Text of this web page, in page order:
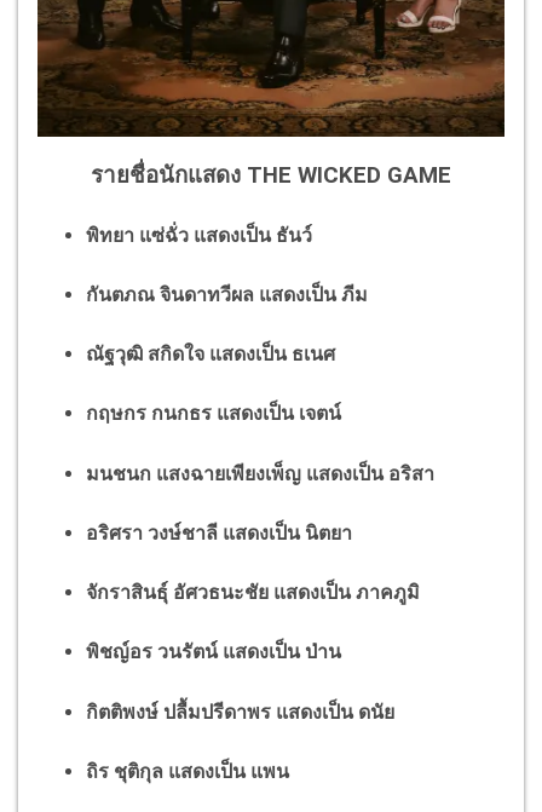
รายชื่อนักแสดง THE WICKED GAME
พิทยา แซ่ฉั่ว แสดงเป็น ธันว์
กันตภณ จินดาทวีผล แสดงเป็น ภีม
ณัฐวุฒิ สกิดใจ แสดงเป็น ธเนศ
กฤษกร กนกธร แสดงเป็น เจตน์
มนชนก แสงฉายเพียงเพ็ญ แสดงเป็น อริสา
อริศรา วงษ์ชาลี แสดงเป็น นิตยา
จักราสินธุ์ อัศวธนะชัย แสดงเป็น ภาคภูมิ
พิชญ์อร วนรัตน์ แสดงเป็น ป่าน
กิตติพงษ์ ปลื้มปรีดาพร แสดงเป็น ดนัย
ถิร ชุติกุล แสดงเป็น แพน